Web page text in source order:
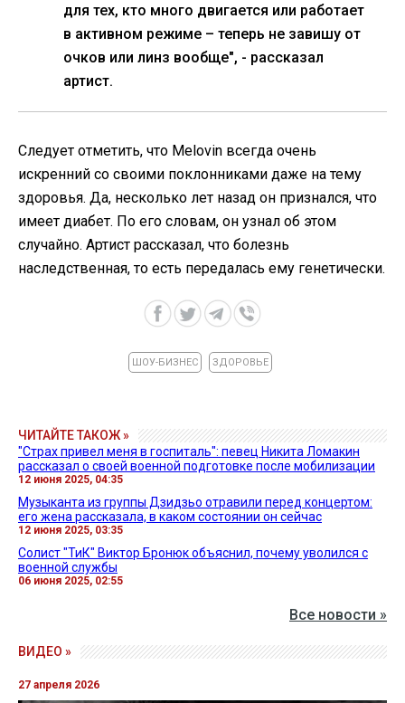
для тех, кто много двигается или работает
в активном режиме – теперь не завишу от
очков или линз вообще", - рассказал
артист.
Следует отметить, что Melovin всегда очень
искренний со своими поклонниками даже на тему
здоровья. Да, несколько лет назад он признался, что
имеет диабет. По его словам, он узнал об этом
случайно. Артист рассказал, что болезнь
наследственная, то есть передалась ему генетически.
ШОУ-БИЗНЕС ЗДОРОВЬЕ
ЧИТАЙТЕ ТАКОЖ »
"Страх привел меня в госпиталь": певец Никита Ломакин
рассказал о своей военной подготовке после мобилизации
12 июня 2025, 04:35
Музыканта из группы Дзидзьо отравили перед концертом:
его жена рассказала, в каком состоянии он сейчас
12 июня 2025, 03:35
Солист "ТиК" Виктор Бронюк объяснил, почему уволился с
военной службы
06 июня 2025, 02:55
Все новости »
ВИДЕО »
27 апреля 2026